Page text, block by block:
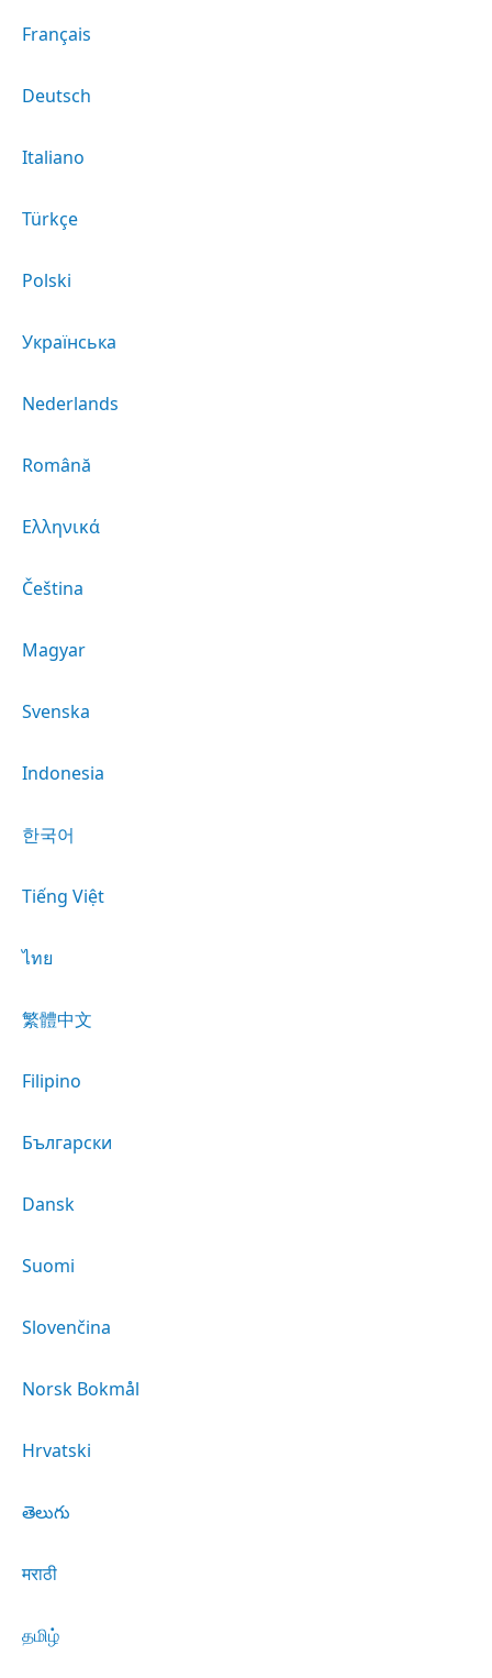
Français
Deutsch
Italiano
Türkçe
Polski
Українська
Nederlands
Română
Ελληνικά
Čeština
Magyar
Svenska
Indonesia
한국어
Tiếng Việt
ไทย
繁體中文
Filipino
Български
Dansk
Suomi
Slovenčina
Norsk Bokmål
Hrvatski
తెలుగు
मराठी
தமிழ்